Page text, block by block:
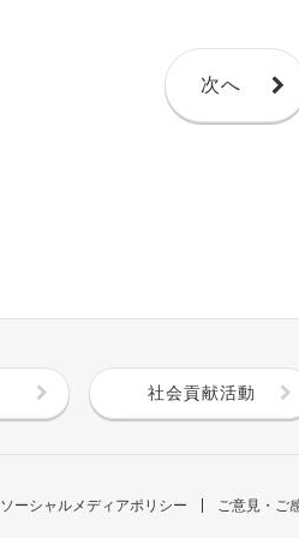
次へ
社会貢献活動
ソーシャルメディアポリシー ご意見・ご